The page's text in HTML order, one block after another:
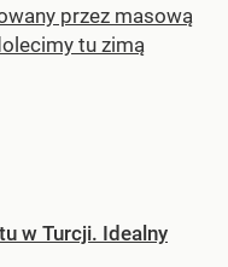
przez masową
tu zimą
w Turcji. Idealny